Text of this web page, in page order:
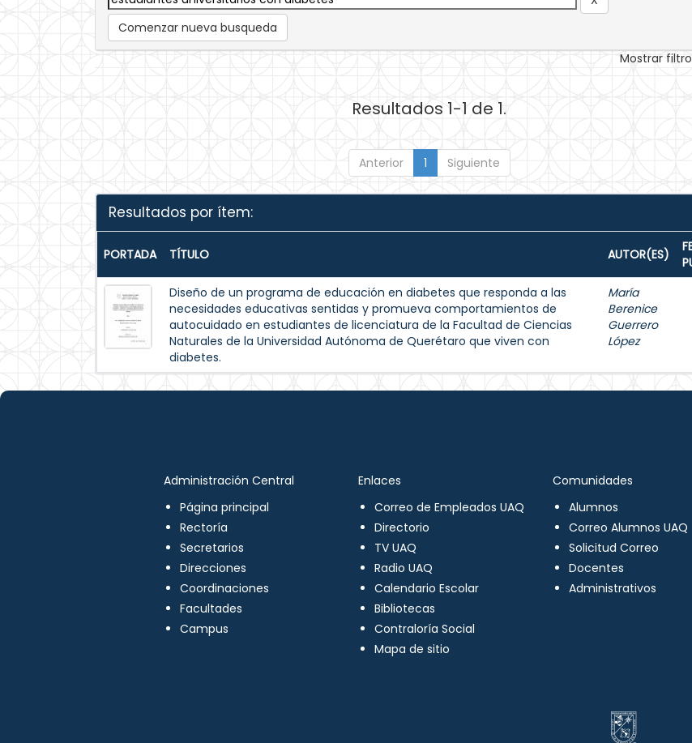
Comenzar nueva busqueda
Mostrar
Resultados 1-1 de 1.
Anterior 1 Siguiente
Resultados por ítem:
PORTADA TÍTULO AUTOR(ES)
Diseño de un programa de educación en diabetes que responda a las
necesidades educativas sentidas y promueva comportamientos de
autocuidado en estudiantes de licenciatura de la Facultad de Ciencias
Naturales de la Universidad Autónoma de Querétaro que viven con
diabetes.
María
Berenice
Guerrero
López
Administración Central
Página principal
Rectoría
Secretarios
Direcciones
Coordinaciones
Facultades
Campus
Enlaces
Correo de Empleados UAQ
Directorio
TV UAQ
Radio UAQ
Calendario Escolar
Bibliotecas
Contraloría Social
Mapa de sitio
Comunidades
Alumnos
Correo Alumnos UAQ
Solicitud Correo
Docentes
Administrativos